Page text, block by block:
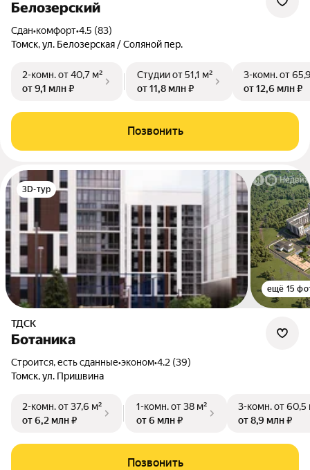
Белозерский
Сдан•комфорт•4.5 (83)
Томск, ул. Белозерская / Соляной пер.
2-комн.от 40,7 м²
от 9,1 млн ₽
Студииот 51,1 м²
от 11,8 млн ₽
3-комн.от
от 12,6 млн ₽
Позвонить
3D-тур
ещё 15
ТДСК
Ботаника
Строится, есть сданные•эконом•4.2 (39)
Томск, ул. Пришвина
2-комн.от 37,6 м²
от 6,2 млн ₽
1-комн.от 38 м²
от 6 млн ₽
3-комн.от 60,5
от 8,9 млн ₽
Позвонить